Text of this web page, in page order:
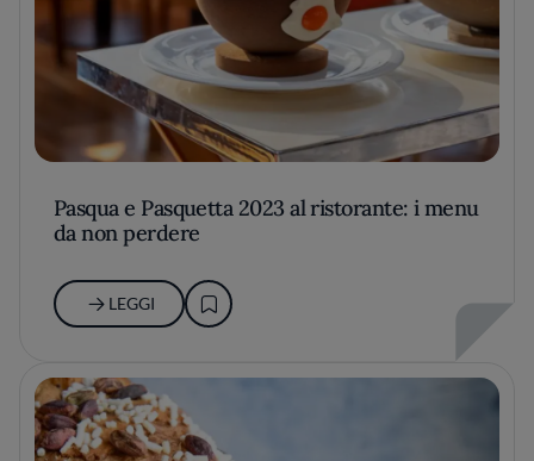
Pasqua e Pasquetta 2023 al ristorante: i menu
da non perdere
LEGGI